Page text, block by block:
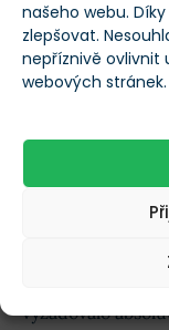
našeho webu.
zlepšovat.
nepříznivě
webových stránek.
Jaký je
Co to všechno
2,40 USD) by
vyžadovalo